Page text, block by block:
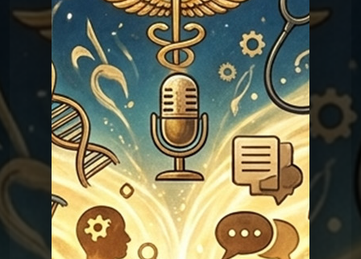
Les réponses du Graal Graal 98 - Adèle H ?
Les réponses du
Graal
Graal 97 - La croix de
prunier ?
Les réponses du
Graal
Graal 96 - Verlaine a-t-il tué
Rimbaud ?
Les réponses du
Graal
Graal 94 - Amour sans
sexe ?